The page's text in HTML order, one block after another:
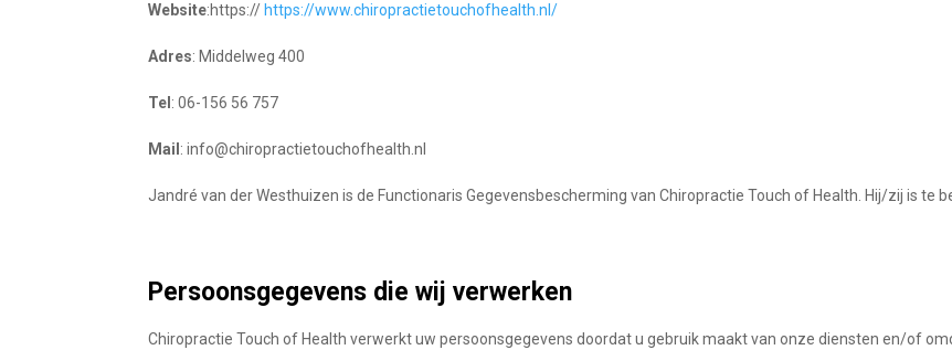
Website:https:// https://www.chiropractietouchofhealth.nl/
Adres: Middelweg 400
Tel : 06-156 56 757
Mail : info@chiropractietouchofhealth.nl
Jandré van der Westhuizen is de Functionaris Gegevensbescherming van Chiropractie Touch of Health. Hij/zij is te
Persoonsgegevens die wij verwerken
Chiropractie Touch of Health verwerkt uw persoonsgegevens doordat u gebruik maakt van onze diensten en/of